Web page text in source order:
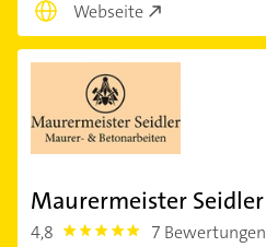
Webseite
Maurermeister Seidler
4,8 4.8 7 Bewertungen